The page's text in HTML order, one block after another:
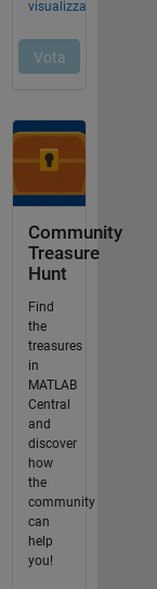
Community
Treasure
Hunt
Find
the
treasures
in
MATLAB
Central
and
discover
how
the
community
can
help
you!